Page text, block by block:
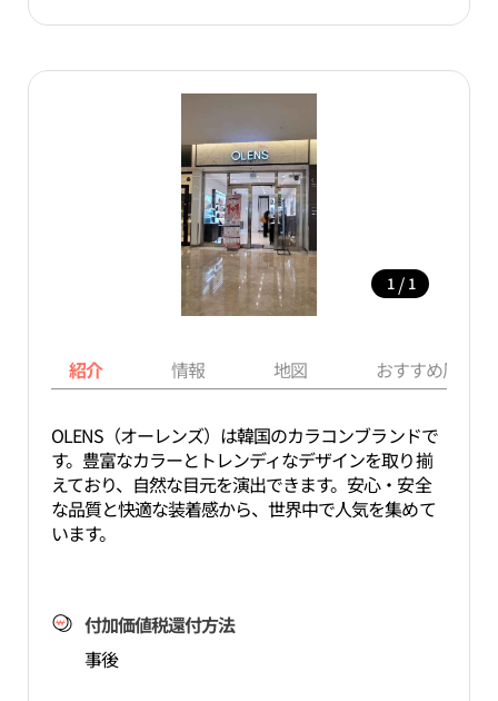
1 / 1
紹介 情報 地図 おすすめ周辺
OLENS（オーレンズ）は韓国のカラコンブランドで
す。豊富なカラーとトレンディなデザインを取り揃
えており、自然な目元を演出できます。安心・安全
な品質と快適な装着感から、世界中で人気を集めて
います。
付加価値税還付方法
事後